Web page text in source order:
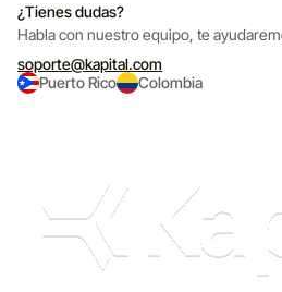
¿Tienes dudas?
Habla con nuestro equipo, te
soporte@kapital.com
Puerto Rico
Colombia